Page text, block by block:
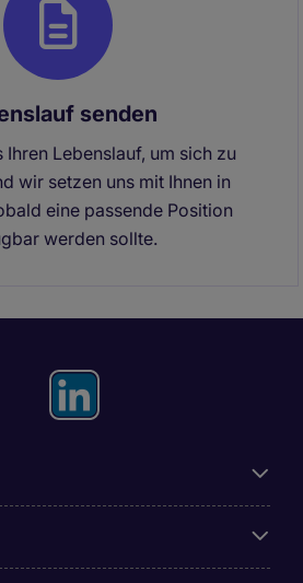
senden
Ihren Lebenslauf, um sich zu
wir setzen uns mit Ihnen in
eine passende Position
werden sollte.